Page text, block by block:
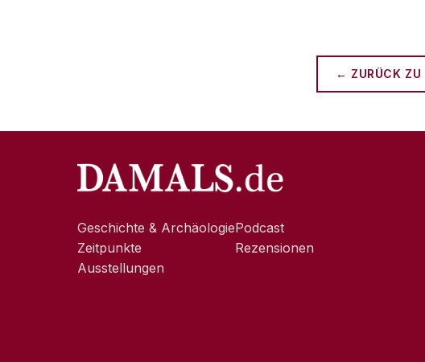
← ZURÜCK ZU
Geschichte & Archäologie
Zeitpunkte
Ausstellungen
Podcast
Rezensionen